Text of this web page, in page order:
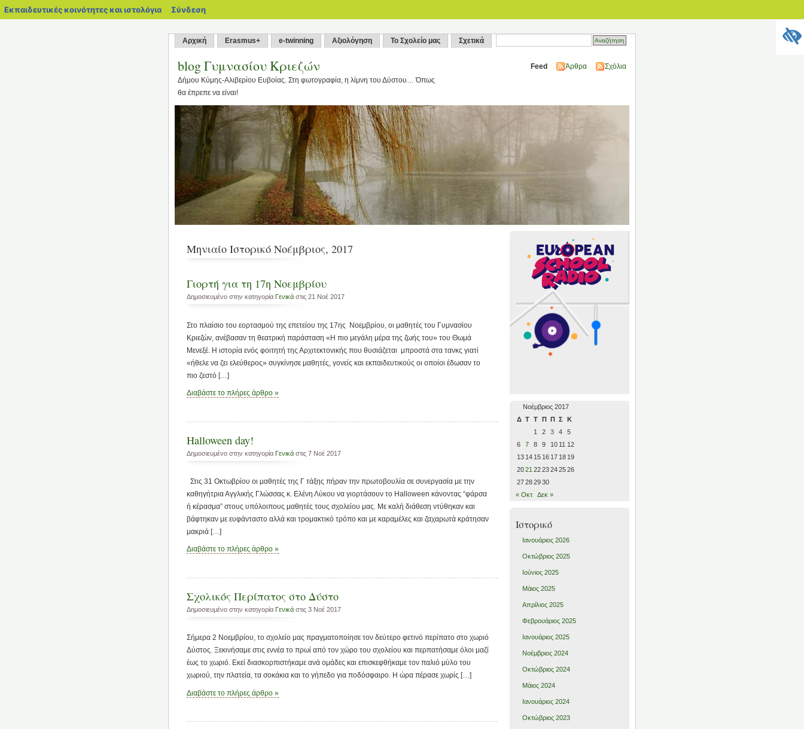
Αρχική Erasmus+ e-twinning Αξιολόγηση Το Σχολείο μας Σχετικά
blog Γυμνασίου Κριεζών
Δήμου Κύμης-Αλιβερίου Ευβοίας. Στη φωτογραφία, η λίμνη του Δύστου… Όπως
θα έπρεπε να είναι!
Feed Άρθρα Σχόλια
Μηνιαίο Ιστορικό Νοέμβριος, 2017
Γιορτή για τη 17η Νοεμβρίου
Δημοσιευμένο στην κατηγορία Γενικά στις 21 Νοέ 2017
Στο πλαίσιο του εορτασμού της επετείου της 17ης Νοεμβρίου, οι μαθητές του Γυμνασίου
Κριεζών, ανέβασαν τη θεατρική παράσταση «Η πιο μεγάλη μέρα της ζωής του» του Θωμά
Μενεξέ. Η ιστορία ενός φοιτητή της Αρχιτεκτονικής που θυσιάζεται μπροστά στα τανκς γιατί
«ήθελε να ζει ελεύθερος» συγκίνησε μαθητές, γονείς και εκπαιδευτικούς οι οποίοι έδωσαν το
πιο ζεστό […]
Διαβάστε το πλήρες άρθρο »
Halloween day!
Δημοσιευμένο στην κατηγορία Γενικά στις 7 Νοέ 2017
Στις 31 Οκτωβρίου οι μαθητές της Γ τάξης πήραν την πρωτοβουλία σε συνεργασία με την
καθηγήτρια Αγγλικής Γλώσσας κ. Ελένη Λύκου να γιορτάσουν το Halloween κάνοντας “φάρσα
ή κέρασμα” στους υπόλοιπους μαθητές τους σχολείου μας. Με καλή διάθεση ντύθηκαν και
βάφτηκαν με ευφάνταστο αλλά και τρομακτικό τρόπο και με καραμέλες και ζαχαρωτά κράτησαν
μακριά […]
Διαβάστε το πλήρες άρθρο »
Σχολικός Περίπατος στο Δύστο
Δημοσιευμένο στην κατηγορία Γενικά στις 3 Νοέ 2017
Σήμερα 2 Νοεμβρίου, το σχολείο μας πραγματοποίησε τον δεύτερο φετινό περίπατο στο χωριό
Δύστος. Ξεκινήσαμε στις εννέα το πρωί από τον χώρο του σχολείου και περπατήσαμε όλοι μαζί
έως το χωριό. Εκεί διασκορπιστήκαμε ανά ομάδες και επισκεφθήκαμε τον παλιό μύλο του
χωριού, την πλατεία, τα σοκάκια και το γήπεδο για ποδόσφαιρο. Η ώρα πέρασε χωρίς […]
Διαβάστε το πλήρες άρθρο »
Νοέμβριος 2017
Δ Τ Τ Π Π Σ
Κ
1
2 3 4
5
6
7 8 9 10 11 12
13 14 15 16 17 18 19
2021 2223242526
27282930
« Οκτ
Δεκ »
Ιστορικό
Ιανουάριος 2026
Οκτώβριος 2025
Ιούνιος 2025
Μάιος 2025
Απρίλιος 2025
Φεβρουάριος 2025
Ιανουάριος 2025
Νοέμβριος 2024
Οκτώβριος 2024
Μάιος 2024
Ιανουάριος 2024
Οκτώβριος 2023
Εκπαιδευτικές κοινότητες και ιστολόγια blogs.sch.gr
Σύνδεση